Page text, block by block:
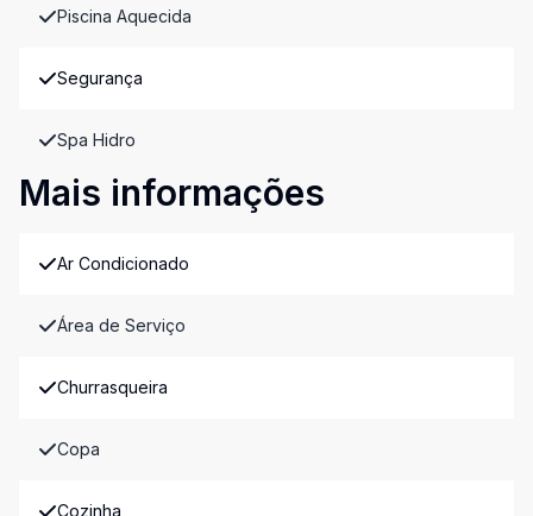
Piscina Aquecida
Segurança
Spa Hidro
Mais informações
Ar Condicionado
Área de Serviço
Churrasqueira
Copa
Cozinha